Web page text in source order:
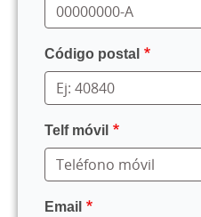
Código postal
Telf móvil
Email